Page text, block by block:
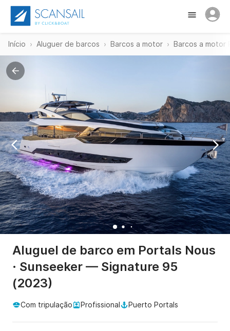
Início Aluguer de barcos Barcos a motor Barcos a motor
Aluguel de barco em Portals Nous
· Sunseeker — Signature 95
(2023)
Com tripulação Profissional Puerto Portals